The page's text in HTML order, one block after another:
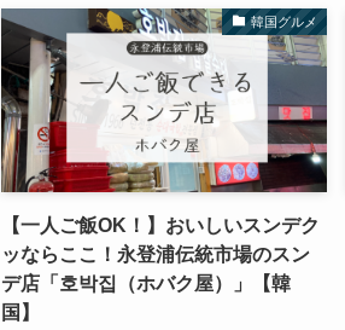
韓国グルメ
【一人ご飯OK！】おいしいスンデク
ッならここ！永登浦伝統市場のスン
デ店「호박집（ホバク屋）」【韓
国】